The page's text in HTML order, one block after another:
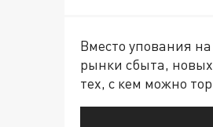
Вместо упования
рынки сбыта,
тех, с кем можно